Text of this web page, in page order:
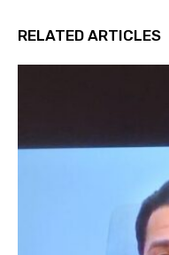
RELATED ARTICLES